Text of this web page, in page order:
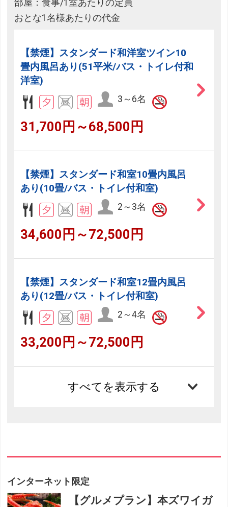
部屋：食事/1室あたりの定員
おとな1名様あたりの代金
【禁煙】スタンダード和洋室ツイン10
畳内風呂あり(51平米/バス・トイレ付和
洋室)
3～6名
31,700円～68,500円
【禁煙】スタンダード和室10畳内風呂
あり(10畳/バス・トイレ付和室)
2～3名
34,600円～72,500円
【禁煙】スタンダード和室12畳内風呂
あり(12畳/バス・トイレ付和室)
2～4名
33,200円～72,500円
すべてを表示する
インターネット限定
【グルメプラン】本ズワイガ